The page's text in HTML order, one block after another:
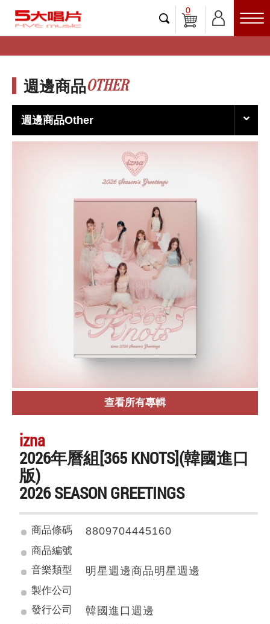
0
週邊商品OTHER
週邊商品Other
查看所有專輯
izna
2026年曆組[365 KNOTS](韓國進口
版)
2026 SEASON GREETINGS
商品條碼 8809704445160
商品編號
音樂類型
明星週邊商品明星週邊
製作公司
發行公司
韓國進口週邊